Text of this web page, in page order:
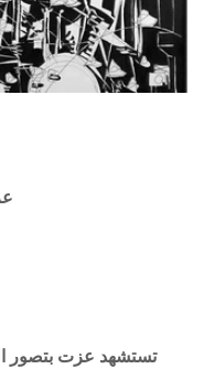
تستشهد عزت بتصور